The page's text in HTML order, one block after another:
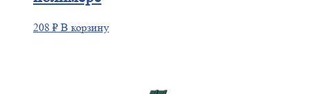
208 ₽ В корзину